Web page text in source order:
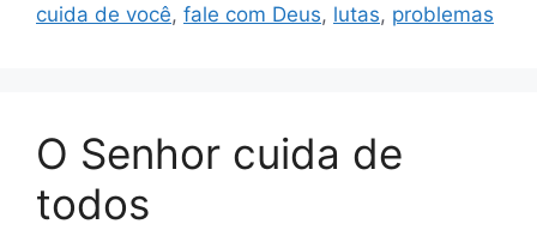
cuida de você, fale com Deus, lutas, problemas
O Senhor cuida de
todos